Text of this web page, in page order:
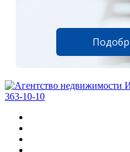
363-10-10